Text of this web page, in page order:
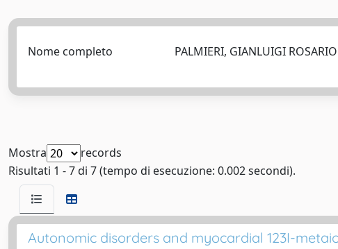
Nome completo PALMIERI, GIANLUIGI ROSARIO
Mostra
records
Risultati 1 - 7 di 7 (tempo di esecuzione: 0.002 secondi).
Autonomic disorders and myocardial 123I-